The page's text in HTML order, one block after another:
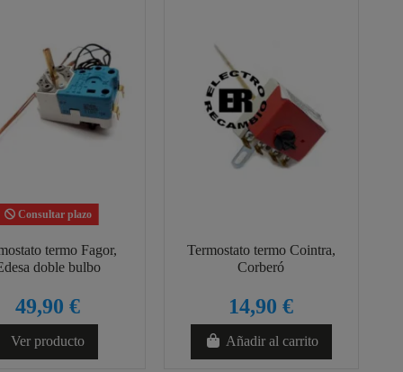
Consultar plazo
termo Fagor,
doble bulbo
49,90 €
Ver producto
Termostato termo Cointra,
Corberó
14,90 €
Añadir al carrito